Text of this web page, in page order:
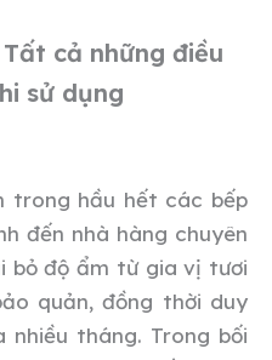
cả những điều
sử dụng
trong hầu hết các bếp
đến nhà hàng chuyên
bỏ độ ẩm từ gia vị tươi
quản, đồng thời duy
tháng. Trong bối